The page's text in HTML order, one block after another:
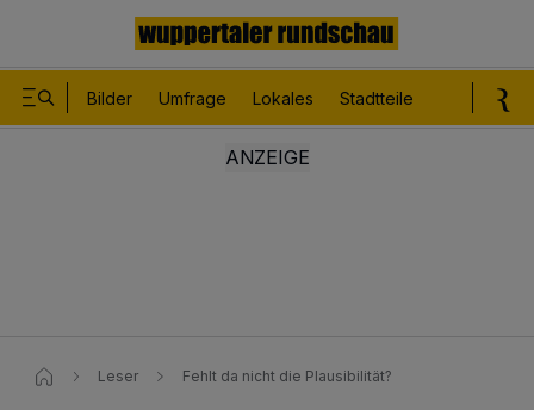
Bilder Umfrage Lokales Stadtteile
Leser Fehlt da nicht die Plausibilität?